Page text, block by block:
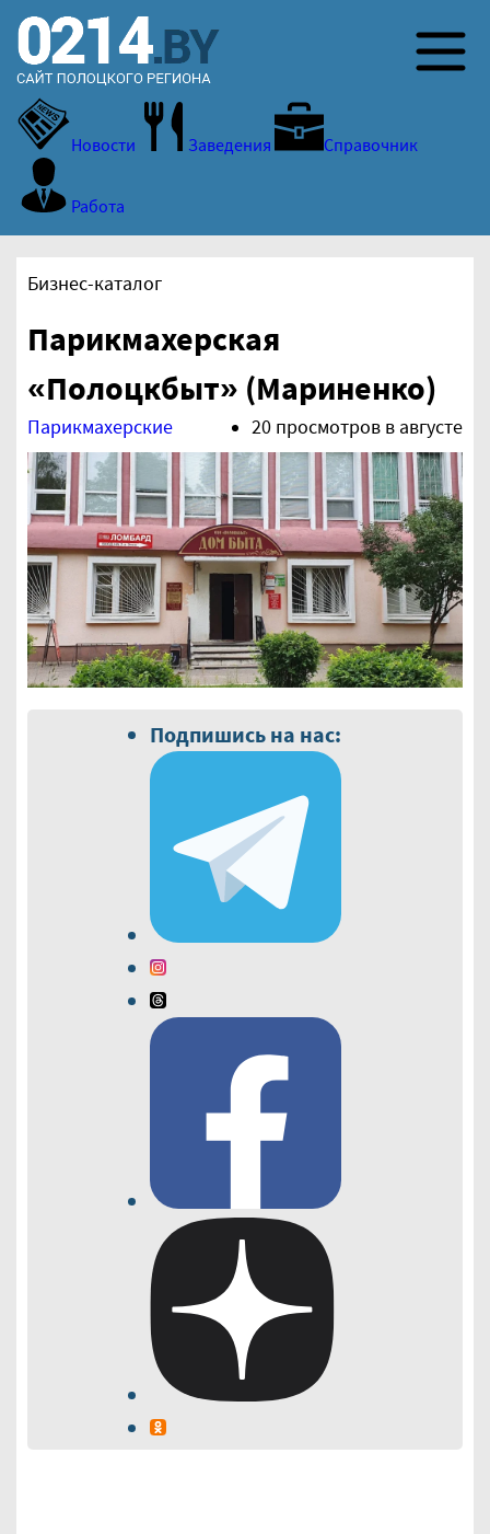
Новости Заведения Справочник
Работа
Бизнес-каталог
Парикмахерская
«Полоцкбыт» (Мариненко)
Парикмахерские 20 просмотров в августе
Подпишись на нас: